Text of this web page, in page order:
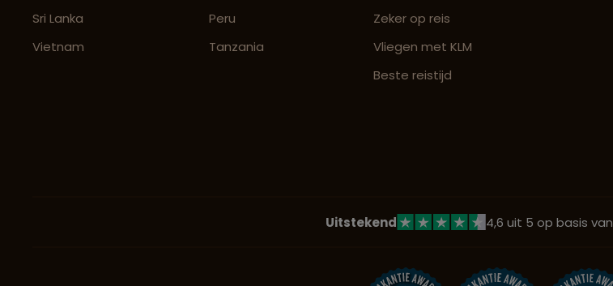
Sri Lanka
Vietnam
Peru
Tanzania
Zeker op reis
Vliegen met KLM
Beste reistijd
Uitstekend 4,6 uit 5 op basis van